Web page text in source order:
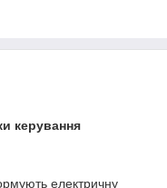
керування
електричну